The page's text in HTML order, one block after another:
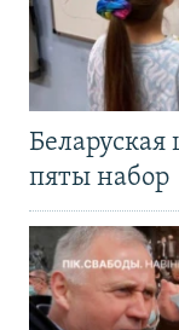
пяты набор